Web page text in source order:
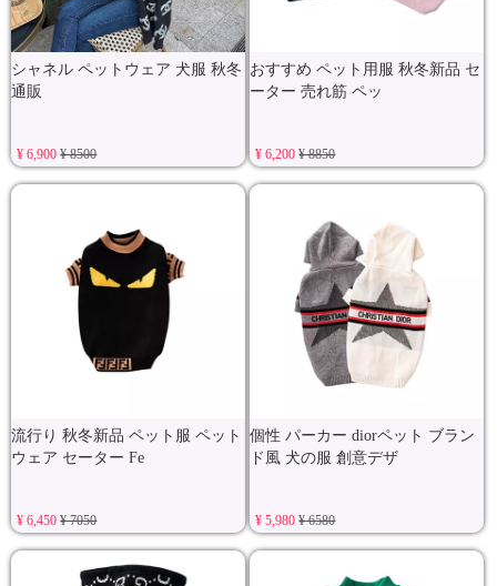
シャネル ペットウェア 犬服 秋冬
通販
¥ 6,900¥ 8500
おすすめ ペット用服 秋冬新品 セ
ーター 売れ筋 ペッ
¥ 6,200¥ 8850
流行り 秋冬新品 ペット服 ペット
ウェア セーター Fe
¥ 6,450¥ 7050
個性 パーカー diorペット ブラン
ド風 犬の服 創意デザ
¥ 5,980¥ 6580